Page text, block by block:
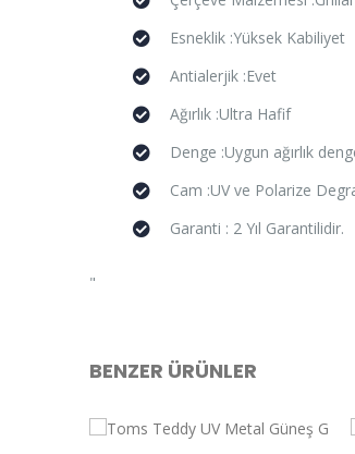
Esneklik :Yüksek Kabiliyet
Antialerjik :Evet
Ağırlık :Ultra Hafif
Denge :Uygun ağırlık
Cam :UV ve Polarize
Garanti : 2 Yıl Garantilidir.
"
BENZER ÜRÜNLER